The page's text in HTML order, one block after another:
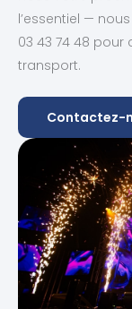
l’essentiel —
03 43 74 48
transport.
Contactez-